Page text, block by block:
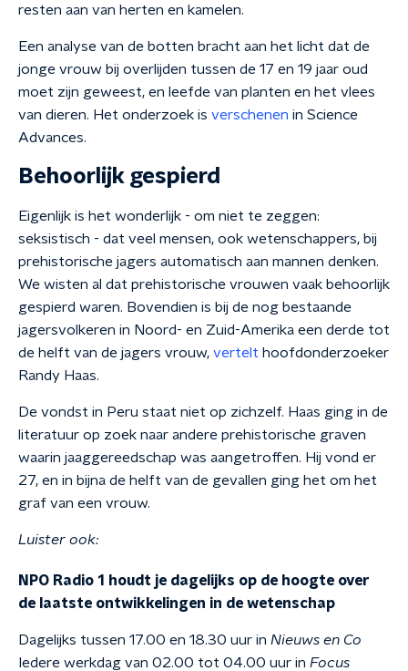
resten aan van herten en kamelen.
Een analyse van de botten bracht aan het licht dat de
jonge vrouw bij overlijden tussen de 17 en 19 jaar oud
moet zijn geweest, en leefde van planten en het vlees
van dieren. Het onderzoek is verschenen in Science
Advances.
Behoorlijk gespierd
Eigenlijk is het wonderlijk - om niet te zeggen:
seksistisch - dat veel mensen, ook wetenschappers, bij
prehistorische jagers automatisch aan mannen denken.
We wisten al dat prehistorische vrouwen vaak behoorlijk
gespierd waren. Bovendien is bij de nog bestaande
jagersvolkeren in Noord- en Zuid-Amerika een derde tot
de helft van de jagers vrouw, vertelt hoofdonderzoeker
Randy Haas.
De vondst in Peru staat niet op zichzelf. Haas ging in de
literatuur op zoek naar andere prehistorische graven
waarin jaaggereedschap was aangetroffen. Hij vond er
27, en in bijna de helft van de gevallen ging het om het
graf van een vrouw.
Luister ook:
NPO Radio 1 houdt je dagelijks op de hoogte over
de laatste ontwikkelingen in de wetenschap
Dagelijks tussen 17.00 en 18.30 uur in Nieuws en Co
Iedere werkdag van 02.00 tot 04.00 uur in Focus